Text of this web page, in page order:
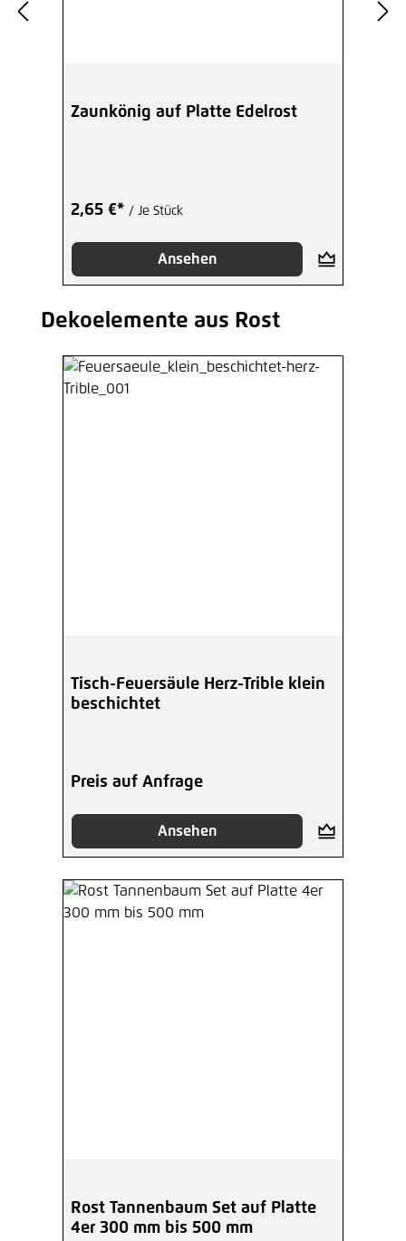
Zaunkönig auf Platte Edelrost
2,65 €* / Je Stück
Ansehen
Produktgalerie überspringen
Dekoelemente aus Rost
Tisch-Feuersäule Herz-Trible klein
beschichtet
Preis auf Anfrage
Ansehen
Rost Tannenbaum Set auf Platte
4er 300 mm bis 500 mm